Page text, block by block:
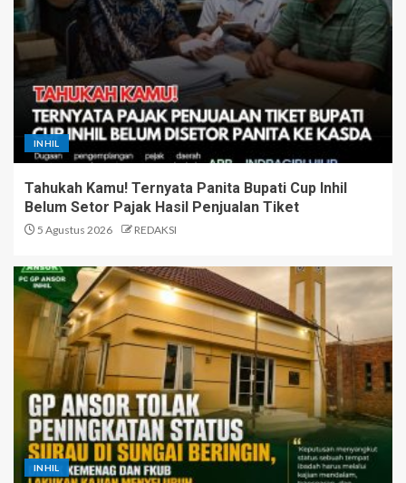
INHIL
Tahukah Kamu! Ternyata Panita Bupati Cup Inhil
Belum Setor Pajak Hasil Penjualan Tiket
5 Agustus 2026 REDAKSI
INHIL